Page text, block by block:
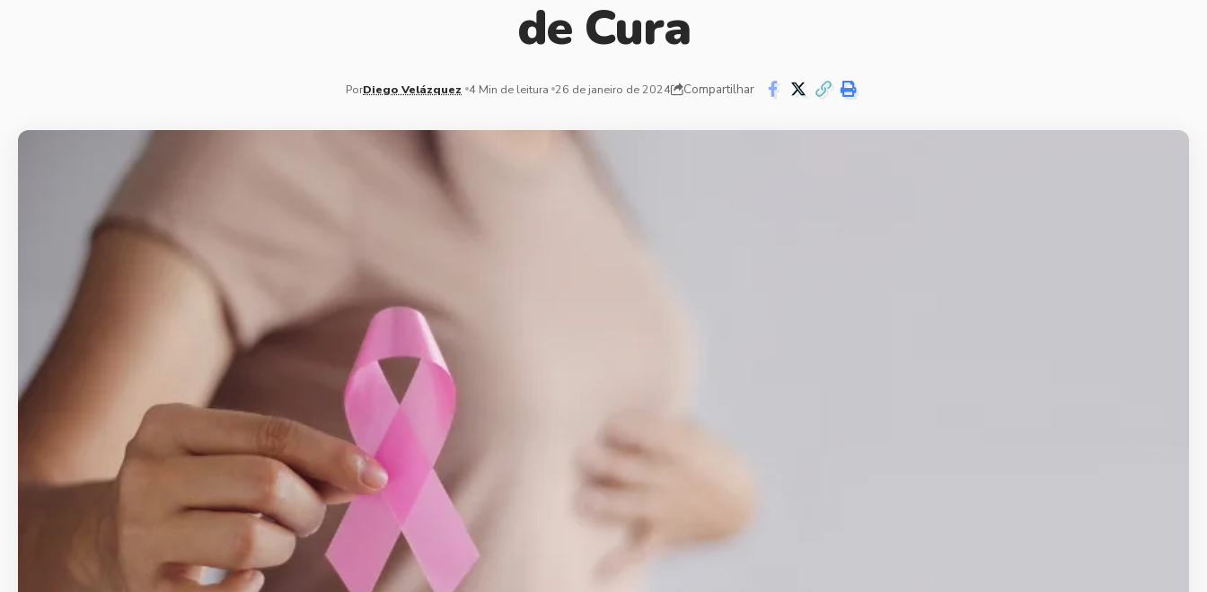
de Cura
PorDiego Velázquez 4 Min de leitura 26 de janeiro de 2024 Compartilhar